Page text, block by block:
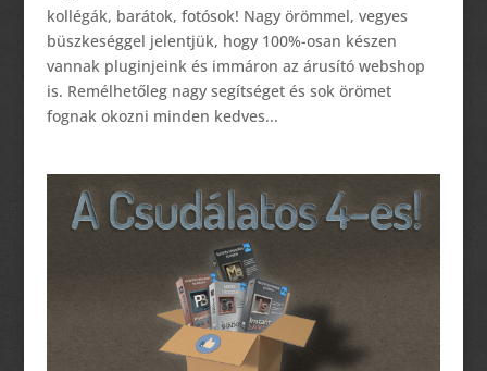
kollégák, barátok, fotósok! Nagy örömmel, vegyes
büszkeséggel jelentjük, hogy 100%-osan készen
vannak pluginjeink és immáron az árusító webshop
is. Remélhetőleg nagy segítséget és sok örömet
fognak okozni minden kedves...